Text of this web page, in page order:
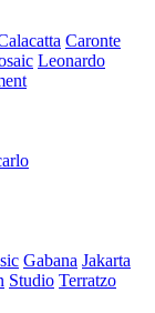
Caronte
Leonardo
Gabana Jakarta
Studio Terratzo